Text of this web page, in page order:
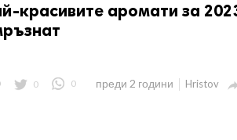
красивите аромати за
0 0 преди 2 години Hristov 